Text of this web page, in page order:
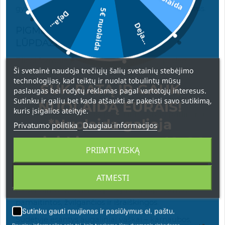
gyvūnais, kaip reikalaujama pagal ES reglamentus.
PIGMENTUOTAS IR PUTLINANTIS
LŪPDAŽIS
Blizgi formulė pabrėžia lūpų švytėjimą, padeda
išlaikyti drėgmę ir suteikia išraiškingumo. Lūpos
atrodo spindinčios ir natūraliai putlesnės.
Sudėtyje esantis aitriosios paprikos ekstraktas
suteikia švelnų šilumos pojūtį ir natūralų putlinantį
efektą.
ILGAI IŠLIEKANTIS, LENGVAI DENGIAMAS
SATININIS LŪPDAŽIS
Kreminė tekstūra užtikrina komfortą iškart po
padengimo. Vos vienas potėpis – ir lūpos atrodo
pamaitintos, žvilgančios ir išraiškingos.
Sudėtyje esantys augaliniai vaškai – karnaubos,
Ši svetainė naudoja trečiųjų šalių svetainių stebėjimo
technologijas, kad teiktų ir nuolat tobulintų mūsų
paslaugas bei rodytų reklamas pagal vartotojų interesus.
Sutinku ir galiu bet kada atšaukti ar pakeisti savo sutikimą,
kuris įsigalios ateityje.
Privatumo politika Daugiau informacijos
ATMESTI
PRIIMTI VISKĄ
Deja...
5€ nuolaida
Deja...
SUK RATĄ IR GAUK
NUOLAIDĄ EURAIS!
*Nuolaida galioja
apsipirkimams nuo 49 € !
Sutinku gauti naujienas ir pasiūlymus el. paštu.